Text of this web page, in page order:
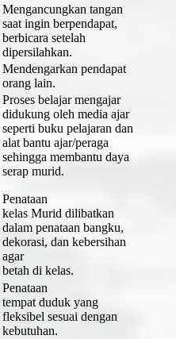
Mengancungkan tangan
saat ingin berpendapat,
berbicara setelah
dipersilahkan.
Mendengarkan pendapat
orang lain.
Proses belajar mengajar
didukung oleh media ajar
seperti buku pelajaran dan
alat bantu ajar/peraga
sehingga membantu daya
serap murid.
Penataan
kelas Murid dilibatkan
dalam penataan bangku,
dekorasi, dan kebersihan
agar
betah di kelas.
Penataan
tempat duduk yang
fleksibel sesuai dengan
kebutuhan.